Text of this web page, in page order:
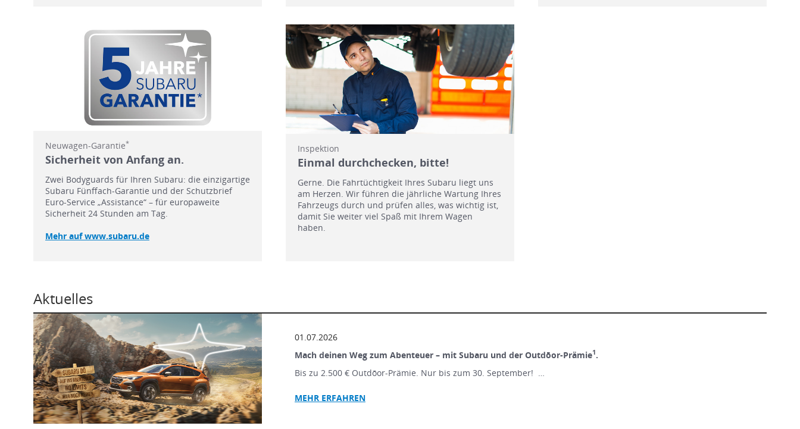
Neuwagen-Garantie*
Sicherheit von Anfang an.
Zwei Bodyguards für Ihren Subaru: die einzigartige
Subaru Fünffach-Garantie und der Schutzbrief
Euro-Service „Assistance“ – für europaweite
Sicherheit 24 Stunden am Tag.
Mehr auf www.subaru.de
Inspektion
Einmal durchchecken, bitte!
Gerne. Die Fahrtüchtigkeit Ihres Subaru liegt uns
am Herzen. Wir führen die jährliche Wartung Ihres
Fahrzeugs durch und prüfen alles, was wichtig ist,
damit Sie weiter viel Spaß mit Ihrem Wagen
haben.
Aktuelles
01.07.2026
Mach deinen Weg zum Abenteuer – mit Subaru und der Outdōor-Prämie1.
Bis zu 2.500 € Outdōor-Prämie. Nur bis zum 30. September! …
MEHR ERFAHREN